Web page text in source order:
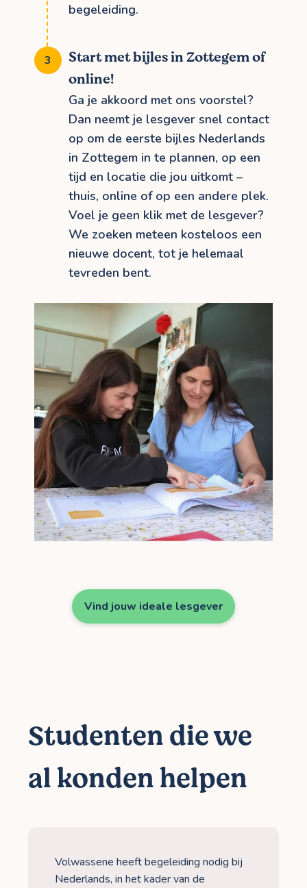
begeleiding.
Start met bijles in Zottegem of
online!
Ga je akkoord met ons voorstel?
Dan neemt je lesgever snel contact
op om de eerste bijles Nederlands
in Zottegem in te plannen, op een
tijd en locatie die jou uitkomt –
thuis, online of op een andere plek.
Voel je geen klik met de lesgever?
We zoeken meteen kosteloos een
nieuwe docent, tot je helemaal
tevreden bent.
Vind jouw ideale lesgever
Studenten die we
al konden helpen
Volwassene heeft begeleiding nodig bij
Nederlands, in het kader van de